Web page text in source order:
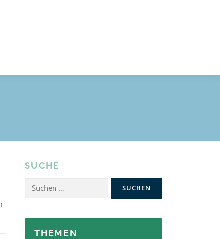
SUCHE
Suchen
nach:
THEMEN